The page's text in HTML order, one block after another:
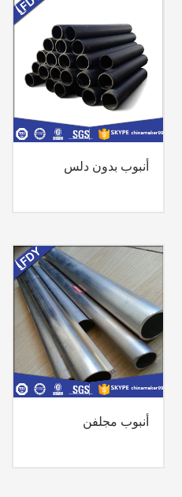
أنبوب بدون دلس
أنبوب مجلفن